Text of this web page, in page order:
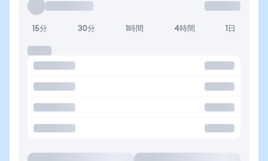
15分 30分 1時間 4時間 1日